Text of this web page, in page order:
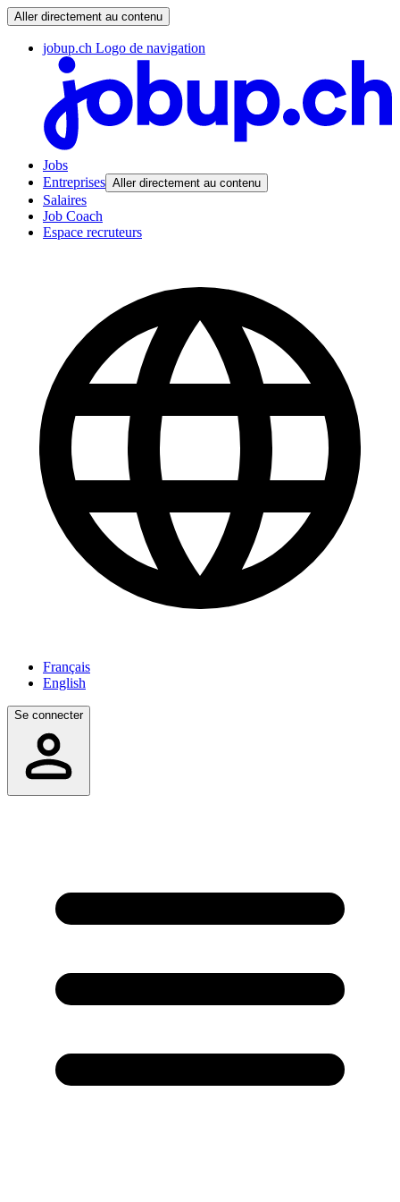
Aller directement au contenu
jobup.ch Logo de navigation
Jobs
Entreprises Aller directement au contenu
Salaires
Job Coach
Espace recruteurs
Français
English
Se connecter